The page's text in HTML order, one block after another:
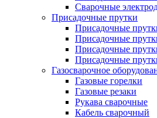
Сварочные
Присадочные прутки
Присадочные
Присадочные
Присадочные
Присадочные
Газосварочное
Газовые горелки
Газовые резаки
Рукава сварочные
Кабель сварочный